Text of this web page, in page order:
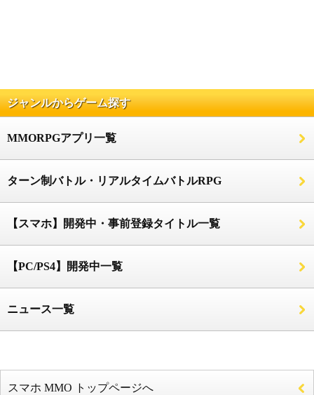
ジャンルからゲーム探す
MMORPGアプリ一覧
ターン制バトル・リアルタイムバトルRPG
【スマホ】開発中・事前登録タイトル一覧
【PC/PS4】開発中一覧
ニュース一覧
スマホ MMO トップページへ